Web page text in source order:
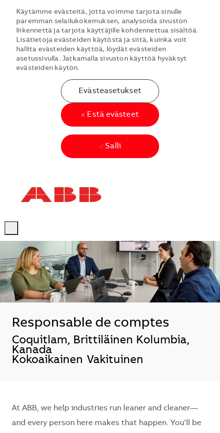
Käytämme evästeitä, jotta voimme tarjota sinulle
paremman selailukokemuksen, analysoida sivuston
liikennettä ja tarjota käyttäjille kohdennettua sisältöä.
Lisätietoja evästeiden käytöstä ja siitä, kuinka voit
hallita evästeiden käyttöä, löydät evästeiden
asetussivulla. Jatkamalla sivuston käyttöä hyväksyt
evästeiden käytön.
Evästeasetukset
Estä evästeet
Salli
Responsable de comptes
Sijainti
Coquitlam, Brittiläinen Kolumbia,
Kanada
Kokoaikainen Vakituinen
At ABB, we help industries run leaner and cleaner—
and every person here makes that happen. You’ll be